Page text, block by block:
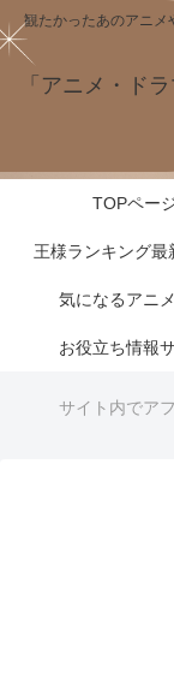
観たかったあのアニメ
「アニメ・ド
TOPペー
王様ランキング最
気になるアニ
お役立ち情報
サイト内でア